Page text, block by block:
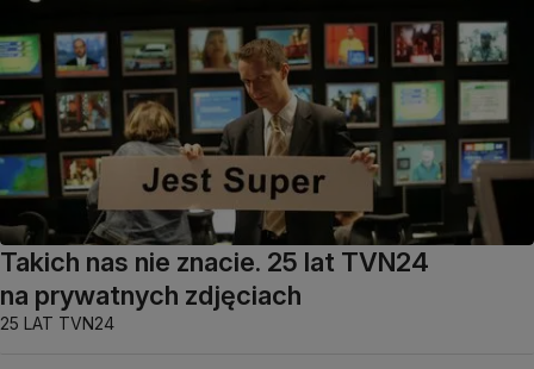
Takich nas nie znacie. 25 lat TVN24
na prywatnych zdjęciach
25 LAT TVN24